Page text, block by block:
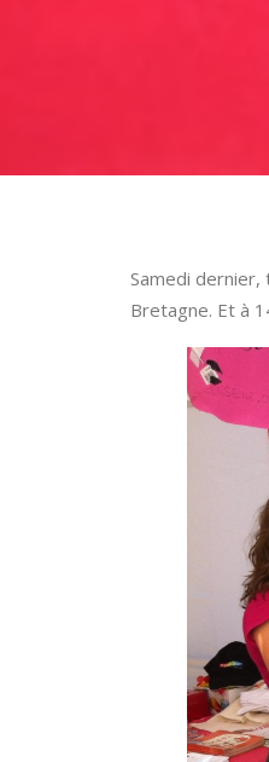
Samedi
Bretagne. Et à